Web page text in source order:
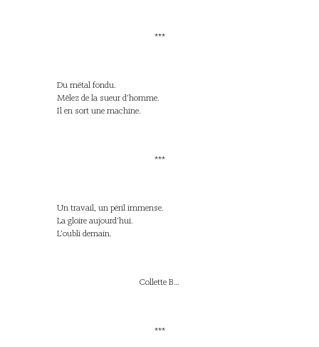
***
Du métal fondu.
Mêlez de la sueur d’homme.
Il en sort une machine.
***
Un travail, un péril immense.
La gloire aujourd’hui.
L’oubli demain.
Collette B…
***